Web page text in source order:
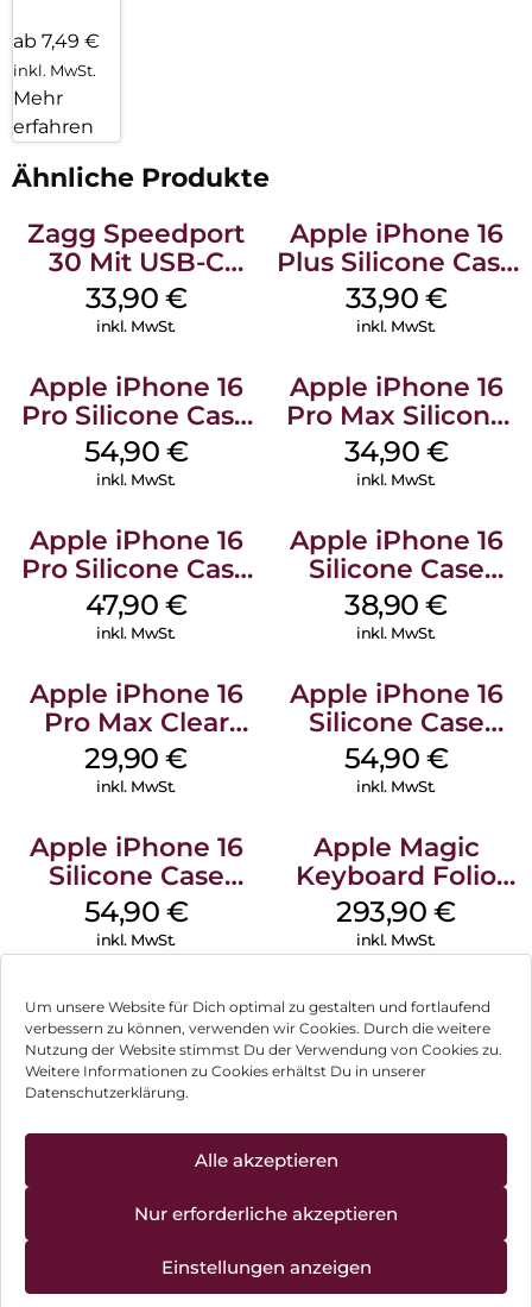
Um unsere Website für Dich optimal zu gestalten und fortlaufend
verbessern zu können, verwenden wir Cookies. Durch die weitere
Nutzung der Website stimmst Du der Verwendung von Cookies zu.
Weitere Informationen zu Cookies erhältst Du in unserer
Datenschutzerklärung.
Alle akzeptieren
Nur erforderliche akzeptieren
Einstellungen anzeigen
ab 7,49 €
inkl. MwSt.
Mehr
erfahren
Ähnliche Produkte
Zagg Speedport
30 Mit USB-C
Kabel Weiß
33,90 €
inkl. MwSt.
Apple iPhone 16
Plus Silicone Case
MagSafe Lake
Green
33,90 €
inkl. MwSt.
Apple iPhone 16
Pro Silicone Case
MagSafe Black
54,90 €
inkl. MwSt.
Apple iPhone 16
Pro Max Silicone
Case MagSafe
Denim
34,90 €
inkl. MwSt.
Apple iPhone 16
Pro Silicone Case
MagSafe Denim
47,90 €
inkl. MwSt.
Apple iPhone 16
Silicone Case
MagSafe
Ultramarine
38,90€
inkl. MwSt.
Apple iPhone 16
Pro Max Clear
Case MagSafe
Transparent
29,90€
inkl. MwSt.
Apple iPhone 16
Silicone Case
MagSafe Lake
Green
54,90 €
inkl. MwSt.
Apple iPhone 16
Silicone Case
MagSafe Black
54,90 €
inkl. MwSt.
Apple Magic
Keyboard Folio
iPad 10.9″ (10.Gen.)
Weiß
293,90€
inkl. MwSt.
Impressum
Hinweis zur Batterieentsorgung
Newsletter